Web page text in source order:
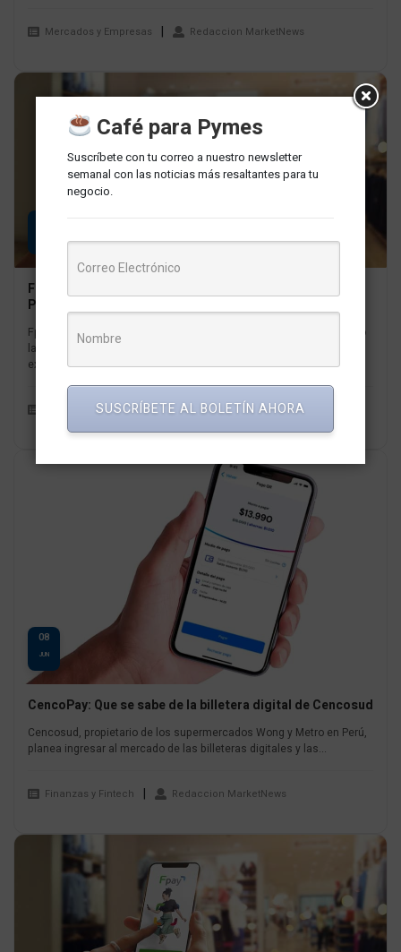
Mercados y Empresas Redaccion MarketNews
Fpay lanza descuentos en circos y cines por Fiestas
Patrias
Fpay la billetera digital del Grupo Falabella se encuentra celebrando
las Fiestas Patrias con el lanzamiento de nuevos beneficios
exclusivos...
Finanzas y Fintech Redaccion MarketNews
08
JUN
CencoPay: Que se sabe de la billetera digital de Cencosud
Cencosud, propietario de los supermercados Wong y Metro en Perú,
planea ingresar al mercado de las billeteras digitales y las...
Finanzas y Fintech Redaccion MarketNews
Café para Pymes
Suscríbete con tu correo a nuestro newsletter
semanal con las noticias más resaltantes para tu
negocio.
SUSCRÍBETE AL BOLETÍN AHORA